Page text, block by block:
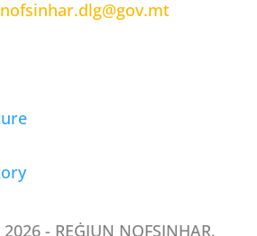
- REĠJUN NOFSINHAR.